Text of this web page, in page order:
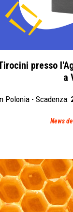
presso
a
Polonia - Scadenza:
News